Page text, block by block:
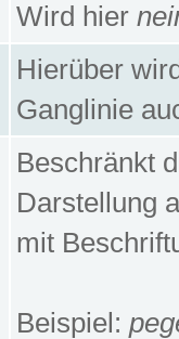
Wird hier
Hierüber
Ganglinie
Beschränkt
Darstellung
mit
Beispiel: